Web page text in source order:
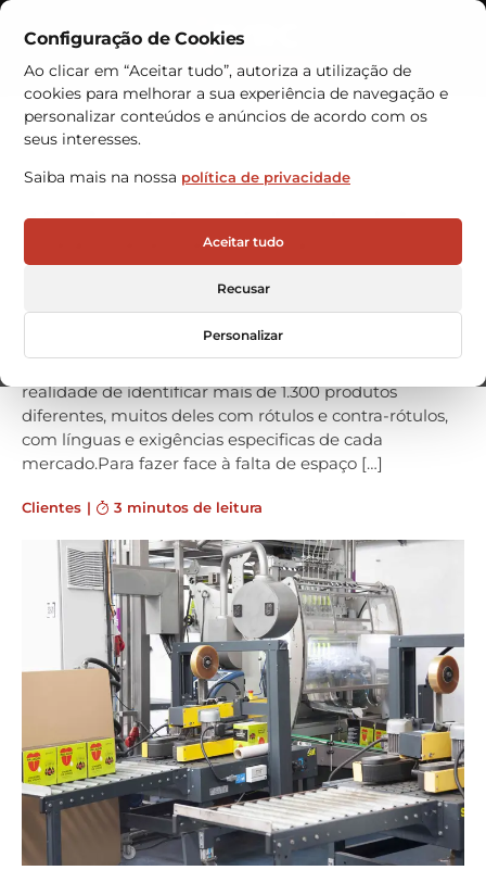
Configuração de Cookies
Ao clicar em “Aceitar tudo”, autoriza a utilização de
cookies para melhorar a sua experiência de navegação e
personalizar conteúdos e anúncios de acordo com os
seus interesses.
Saiba mais na nossa política de privacidade
Aceitar tudo
Recusar
Personalizar
Contactos
Armazéns VRC asseguram
gestão de etiquetas da Paladin,
Creative e Peninsular
RÓTULOS E ETIQUETAS DAS MARCAS PALADIN,
CREATIVE E PENINSULAR ACONDICIONADAS EM
ARMAZÉNS AUTOMÁTICOS VERTICAIS VRC
A MENDES GONÇALVES, detentora das marcas
realidade de identificar mais de 1.300 produtos
diferentes, muitos deles com rótulos e contra-rótulos,
com línguas e exigências especificas de cada
mercado.Para fazer face à falta de espaço […]
Clientes | 3 minutos de leitura